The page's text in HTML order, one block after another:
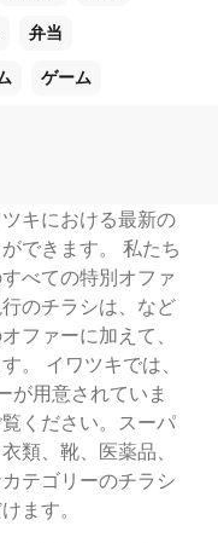
弁当
ゲーム
キにおける最新の
できます。 私たち
べての特別オファ
のチラシは、など
ファーに加えて、
。 イワツキでは、
が用意されていま
ください。スーパ
類、靴、医薬品、
テゴリーのチラシ
ます。